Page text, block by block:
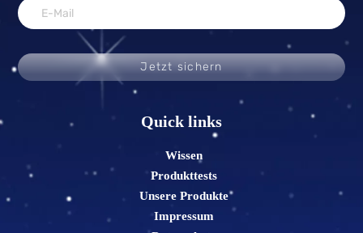
Jetzt sichern
Quick links
Wissen
Produkttests
Unsere Produkte
Impressum